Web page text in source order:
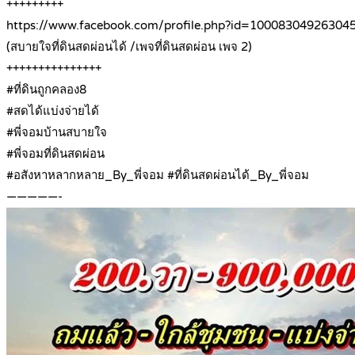
+++++++++
https://www.facebook.com/
(สบายใจที่ดินสดผ่อนได้ /เพจที่ดินสดผ่อน เพจ 2)
+++++++++++++++
#ที่ดินถูกคลอง8
#สดได้แบ่งจ่ายได้
#พี่จอมบ้านสบายใจ
#พี่จอมที่ดินสดผ่อน
#อสังหาหลากหลาย_By_พี่จอม #ที่ดินสดผ่อนได้_By_พี่จอม
—————-